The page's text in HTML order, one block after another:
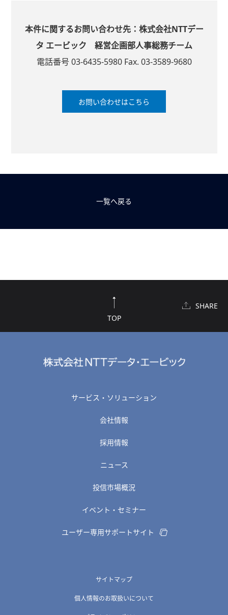
本件に関するお問い合わせ先：株式会社NTTデー
タ エービック 経営企画部人事総務チーム
電話番号 03-6435-5980 Fax. 03-3589-9680
お問い合わせはこちら
一覧へ戻る
TOP
SHARE
サービス・ソリューション
会社情報
採用情報
ニュース
投信市場概況
イベント・セミナー
ユーザー専用サポートサイト
サイトマップ
個人情報のお取扱いについて